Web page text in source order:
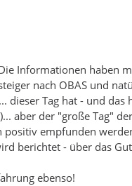
Informationen haben
nach OBAS und
dieser Tag hat - und
aber der "große Tag"
empfunden
berichtet - über das
ebenso!